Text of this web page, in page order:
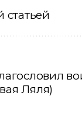
статьей
Ляля)